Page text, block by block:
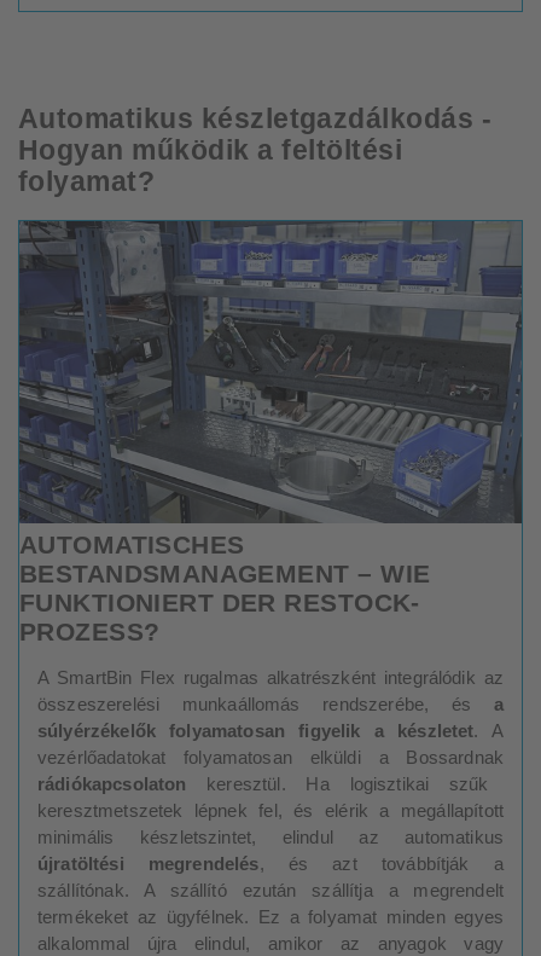
Automatikus készletgazdálkodás -
Hogyan működik a feltöltési
folyamat?
AUTOMATISCHES
BESTANDSMANAGEMENT – WIE
FUNKTIONIERT DER RESTOCK-
PROZESS?
A SmartBin Flex rugalmas alkatrészként integrálódik az
összeszerelési munkaállomás rendszerébe, és a
súlyérzékelők folyamatosan figyelik a készletet. A
vezérlőadatokat folyamatosan elküldi a Bossardnak
rádiókapcsolaton keresztül. Ha logisztikai szűk
keresztmetszetek lépnek fel, és elérik a megállapított
minimális készletszintet, elindul az automatikus
újratöltési megrendelés, és azt továbbítják a
szállítónak. A szállító ezután szállítja a megrendelt
termékeket az ügyfélnek. Ez a folyamat minden egyes
alkalommal újra elindul, amikor az anyagok vagy